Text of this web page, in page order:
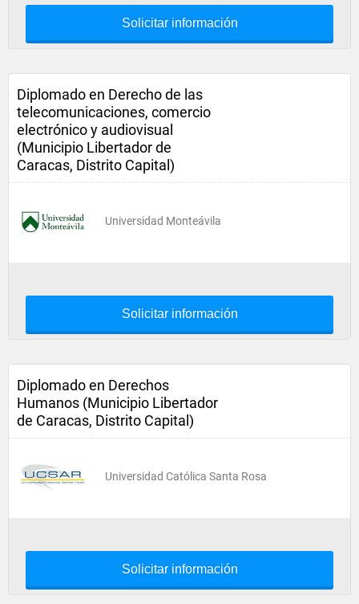
Solicitar información
Diplomado en Derecho de las
telecomunicaciones, comercio
electrónico y audiovisual
(Municipio Libertador de
Caracas, Distrito Capital)
Universidad Monteávila
Solicitar información
Diplomado en Derechos
Humanos (Municipio Libertador
de Caracas, Distrito Capital)
Universidad Católica Santa Rosa
Solicitar información